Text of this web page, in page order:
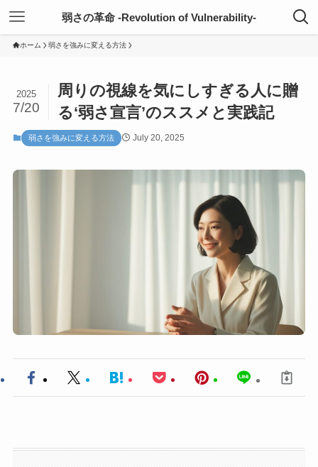
弱さの革命 -Revolution of Vulnerability-
ホーム 弱さを強みに変える方法
周りの視線を気にしすぎる人に贈
る‘弱さ宣言’のススメと実践記
2025
7/20
弱さを強みに変える方法 July 20, 2025